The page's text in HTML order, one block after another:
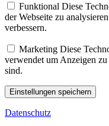
Funktional Diese
der Webseite zu
verbessern.
Marketing Diese
verwendet um Anzeigen
sind.
Einstellungen speichern
Datenschutz